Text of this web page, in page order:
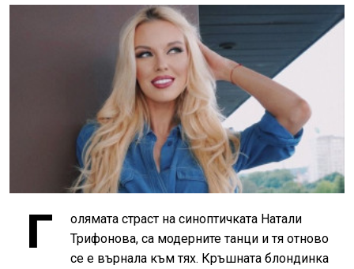
Г
олямата страст на синоптичката Натали
Трифонова, са модерните танци и тя отново
се е върнала към тях. Кръшната блондинка